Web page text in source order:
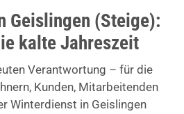
Geislingen (Steige):
kalte Jahreszeit
Verantwortung – für die
Kunden, Mitarbeitenden
Winterdienst in Geislingen